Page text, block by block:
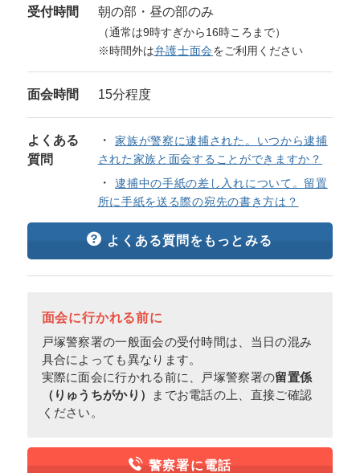
受付時間 朝の部・昼の部のみ
（通常は9時すぎから16時ころまで）
※時間外は弁護士面会をご利用ください
面会時間 15分程度
よくある
質問
家族が警察に逮捕された。いつから逮捕
された家族と面会することができますか？
逮捕中の手紙の差し入れについて。留置
所に手紙を送る際の宛先の書き方は？
よくある質問をもっとみる
面会に行かれる前に
戸塚警察署の一般面会の受付時間は、当日の混み
具合によっても異なります。
実際に面会に行かれる前に、戸塚警察署の留置係
（りゅうちがかり）
までお電話の上、直接ご確認
ください。
警察署に電話